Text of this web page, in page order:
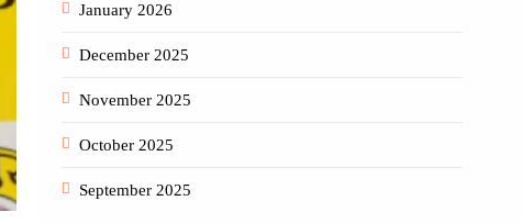
January 2026
December 2025
November 2025
October 2025
September 2025